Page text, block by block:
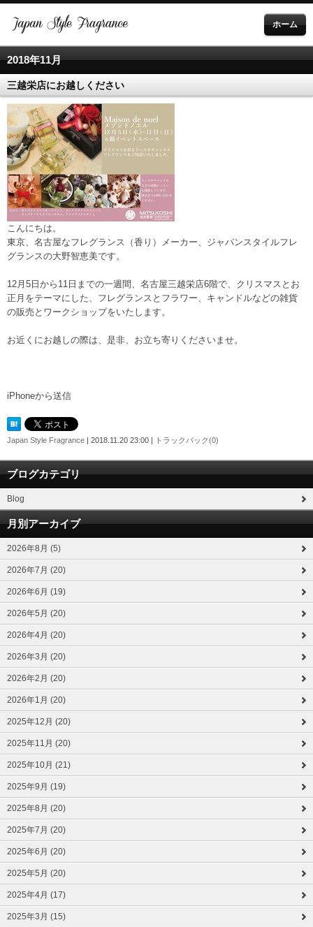
ホーム
2018年11月
三越栄店にお越しください
こんにちは。
東京、名古屋なフレグランス（香り）メーカー、ジャパンスタイルフレ
グランスの大野智恵美です。
12月5日から11日までの一週間、名古屋三越栄店6階で、クリスマスとお
正月をテーマにした、フレグランスとフラワー、キャンドルなどの雑貨
の販売とワークショップをいたします。
お近くにお越しの際は、是非、お立ち寄りくださいませ。
iPhoneから送信
Japan Style Fragrance | 2018.11.20 23:00 | トラックバック(0)
ブログカテゴリ
Blog
月別アーカイブ
2026年8月 (5)
2026年7月 (20)
2026年6月 (19)
2026年5月 (20)
2026年4月 (20)
2026年3月 (20)
2026年2月 (20)
2026年1月 (20)
2025年12月 (20)
2025年11月 (20)
2025年10月 (21)
2025年9月 (19)
2025年8月 (20)
2025年7月 (20)
2025年6月 (20)
2025年5月 (20)
2025年4月 (17)
2025年3月 (15)